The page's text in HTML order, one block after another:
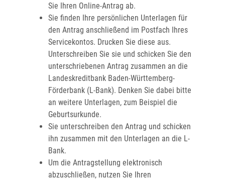
Sie Ihren Online-Antrag ab.
Sie finden Ihre persönlichen Unterlagen für
den Antrag anschließend im Postfach Ihres
Servicekontos. Drucken Sie diese aus.
Unterschreiben Sie sie und schicken Sie den
unterschriebenen Antrag zusammen an die
Landeskreditbank Baden-Württemberg-
Förderbank (L-Bank). Denken Sie dabei bitte
an weitere Unterlagen, zum Beispiel die
Geburtsurkunde.
Sie unterschreiben den Antrag und schicken
ihn zusammen mit den Unterlagen an die L-
Bank.
Um die Antragstellung elektronisch
abzuschließen, nutzen Sie Ihren